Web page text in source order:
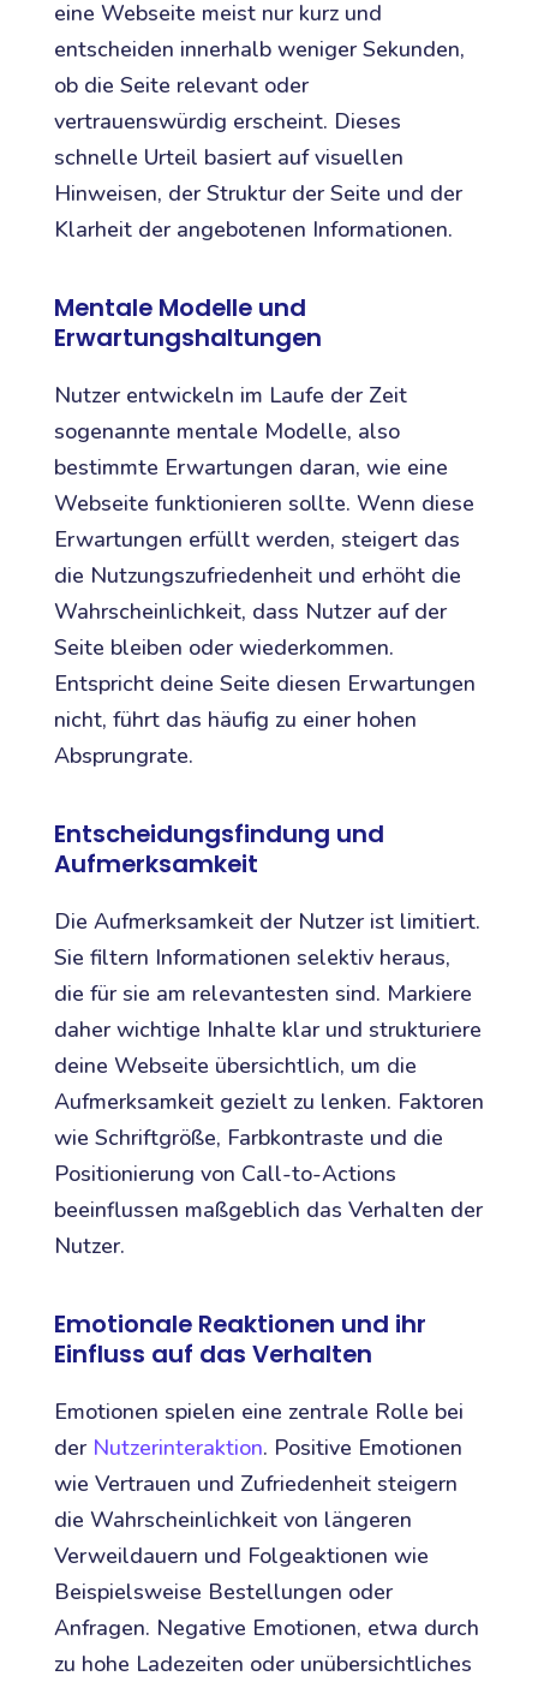
eine Webseite meist nur kurz und
entscheiden innerhalb weniger Sekunden,
ob die Seite relevant oder
vertrauenswürdig erscheint. Dieses
schnelle Urteil basiert auf visuellen
Hinweisen, der Struktur der Seite und der
Klarheit der angebotenen Informationen.
Mentale Modelle und
Erwartungshaltungen
Nutzer entwickeln im Laufe der Zeit
sogenannte mentale Modelle, also
bestimmte Erwartungen daran, wie eine
Webseite funktionieren sollte. Wenn diese
Erwartungen erfüllt werden, steigert das
die Nutzungszufriedenheit und erhöht die
Wahrscheinlichkeit, dass Nutzer auf der
Seite bleiben oder wiederkommen.
Entspricht deine Seite diesen Erwartungen
nicht, führt das häufig zu einer hohen
Absprungrate.
Entscheidungsfindung und
Aufmerksamkeit
Die Aufmerksamkeit der Nutzer ist limitiert.
Sie filtern Informationen selektiv heraus,
die für sie am relevantesten sind. Markiere
daher wichtige Inhalte klar und strukturiere
deine Webseite übersichtlich, um die
Aufmerksamkeit gezielt zu lenken. Faktoren
wie Schriftgröße, Farbkontraste und die
Positionierung von Call-to-Actions
beeinflussen maßgeblich das Verhalten der
Nutzer.
Emotionale Reaktionen und ihr
Einfluss auf das Verhalten
Emotionen spielen eine zentrale Rolle bei
der Nutzerinteraktion. Positive Emotionen
wie Vertrauen und Zufriedenheit steigern
die Wahrscheinlichkeit von längeren
Verweildauern und Folgeaktionen wie
Beispielsweise Bestellungen oder
Anfragen. Negative Emotionen, etwa durch
zu hohe Ladezeiten oder unübersichtliches